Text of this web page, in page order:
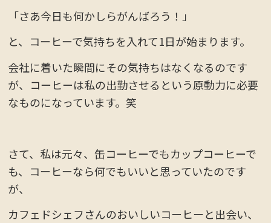
「さあ今日も何かしらがんばろう！」
と、コーヒーで気持ちを入れて1日が始まります。
会社に着いた瞬間にその気持ちはなくなるのです
が、コーヒーは私の出勤させるという原動力に必要
なものになっています。笑
さて、私は元々、缶コーヒーでもカップコーヒーで
も、コーヒーなら何でもいいと思っていたのです
が、
カフェドシェフさんのおいしいコーヒーと出会い、